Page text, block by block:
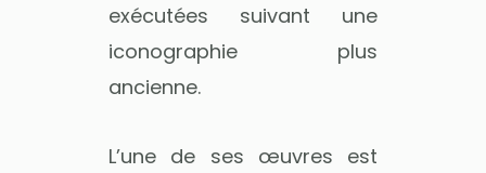
exécutées suivant une
iconographie plus
ancienne.
L’une de ses œuvres est